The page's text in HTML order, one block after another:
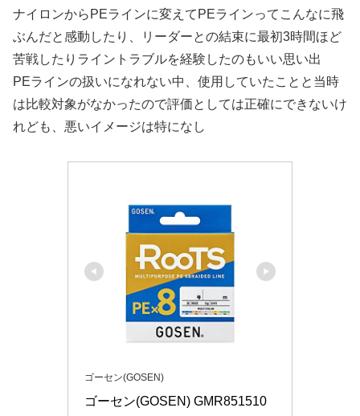
ナイロンからPEラインに変えてPEラインってこんなに飛
ぶんだと感動したり、リーダーとの結束に最初3時間ほど
苦戦したりライントラブルを経験したのもいい思い出
PEラインの扱いになれない中、使用していたことと当時
は比較対象がなかったので評価としては正確にできないけ
れども、悪いイメージは特になし
ゴーセン(GOSEN)
ゴーセン(GOSEN) GMR851510